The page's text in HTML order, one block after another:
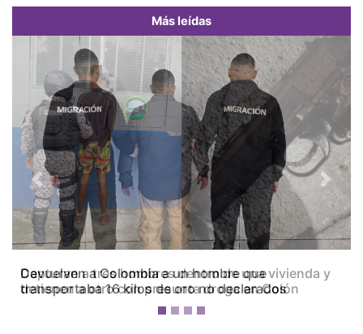
Más leídas
Capturan a tres hombres dentro de una vivienda y
detienen a otro con presunta droga en Colón
Previous Next